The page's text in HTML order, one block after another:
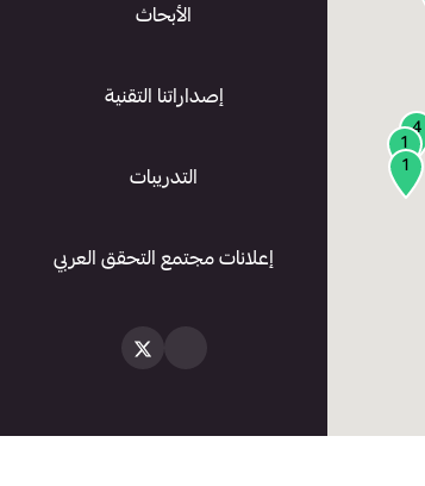
4
1
1
الأبحاث
إصداراتنا التقنية
التدريبات
إعلانات مجتمع التحقق العربي